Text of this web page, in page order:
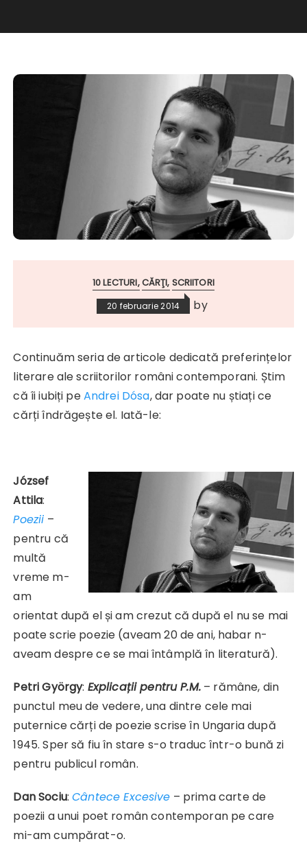
10 LECTURI CĂRŢI SCRIITORI
20 februarie 2014 by
Continuăm seria de articole dedicată preferințelor
literare ale scriitorilor români contemporani. Știm
că îi iubiți peAndrei Dósa, dar poate nu știați ce
cărți îndrăgește el. Iată-le:
József
Attila:
Poezii –
pentru că
multă
vreme m-
am
orientat după el și am crezut că după el nu se mai
poate scrie poezie (aveam 20 de ani, habar n-
aveam despre ce se mai întâmplă în literatură).
Petri György: Explicații pentru P.M.– rămâne, din
punctul meu de vedere, una dintre cele mai
puternice cărți de poezie scrise în Ungaria după
1945. Sper să fiu în stare s-o traduc într-o bună zi
pentru publicul român.
Dan Sociu:Cântece Excesive – prima carte de
poezii a unui poet român contemporan pe care
mi-am cumpărat-o.